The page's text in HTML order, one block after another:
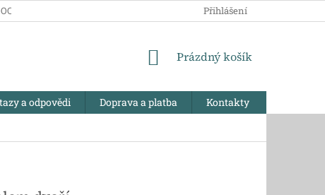
OSOBNÍCH ÚDAJŮ PRODÁVANÉ ZNAČKY
Přihlášení
NÁKUPNÍ
Prázdný košík
a odpovědi Doprava a platba
Kontakty